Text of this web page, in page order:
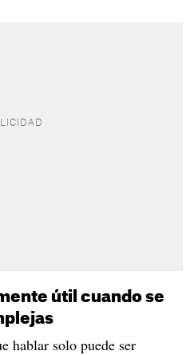
útil cuando se
hablar solo puede ser